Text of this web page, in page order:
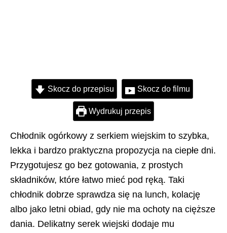
Skocz do przepisu Skocz do filmu
Wydrukuj przepis
Chłodnik ogórkowy z serkiem wiejskim to szybka,
lekka i bardzo praktyczna propozycja na ciepłe dni.
Przygotujesz go bez gotowania, z prostych
składników, które łatwo mieć pod ręką. Taki
chłodnik dobrze sprawdza się na lunch, kolację
albo jako letni obiad, gdy nie ma ochoty na cięższe
dania. Delikatny serek wiejski dodaje mu